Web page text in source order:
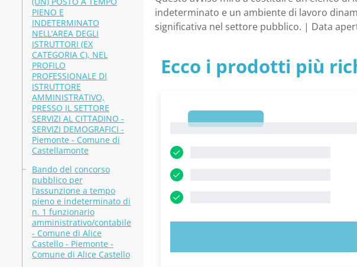
PIENO E
INDETERMINATO
NELL’AREA DEGLI
ISTRUTTORI (EX
CATEGORIA C), NEL
PROFILO
PROFESSIONALE DI
ISTRUTTORE
AMMINISTRATIVO,
PRESSO IL SETTORE
SERVIZI AL CITTADINO -
SERVIZI DEMOGRAFICI -
Piemonte - Comune di
Castellamonte
Bando del concorso
pubblico per
l’assunzione a tempo
pieno e indeterminato di
n. 1 funzionario
amministrativo/contabile
- Comune di Alice
Castello - Piemonte -
Comune di Alice Castello
indeterminato e un ambiente di lavoro
significativa nel settore pubblico. | Data
Ecco i prodotti più